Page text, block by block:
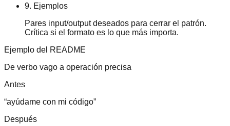
9. Ejemplos
Pares input/output deseados para cerrar el patrón.
Crítica si el formato es lo que más importa.
Ejemplo del README
De verbo vago a operación precisa
Antes
“ayúdame con mi código”
Después